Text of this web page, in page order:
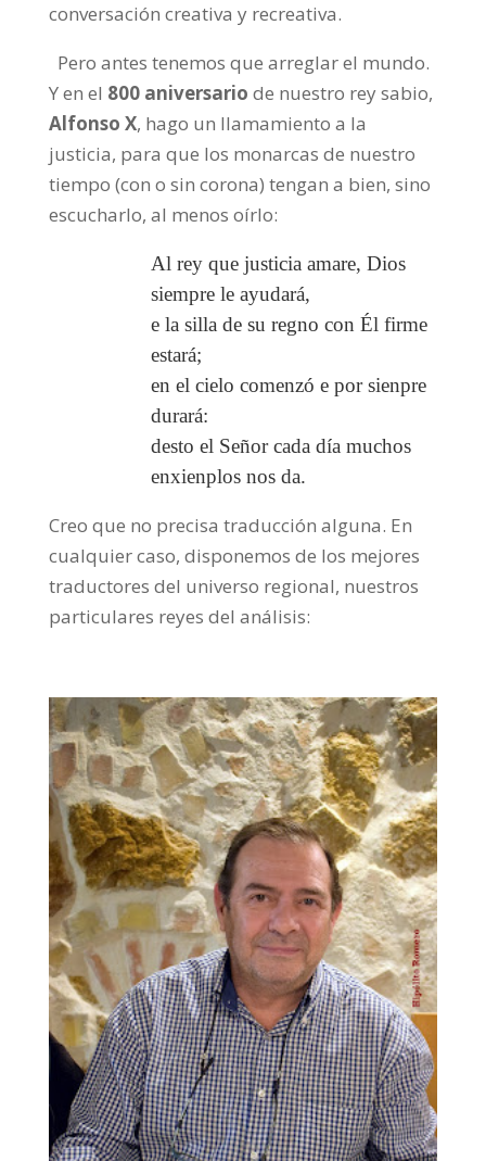
conversación creativa y recreativa.
Pero antes tenemos que arreglar el mundo.
Y en el 800 aniversario de nuestro rey sabio,
Alfonso X, hago un llamamiento a la
justicia, para que los monarcas de nuestro
tiempo (con o sin corona) tengan a bien, sino
escucharlo, al menos oírlo:
Al rey que justicia amare, Dios
siempre le ayudará,
e la silla de su regno con Él firme
estará;
en el cielo comenzó e por sienpre
durará:
desto el Señor cada día muchos
enxienplos nos da.
Creo que no precisa traducción alguna. En
cualquier caso, disponemos de los mejores
traductores del universo regional, nuestros
particulares reyes del análisis: